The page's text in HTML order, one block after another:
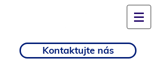
Kontaktujte nás